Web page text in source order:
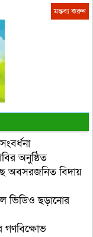
অনুষ্ঠিত
অবসরজনিত বিদায়
ভিডিও ছড়ানোর
গণবিক্ষোভ